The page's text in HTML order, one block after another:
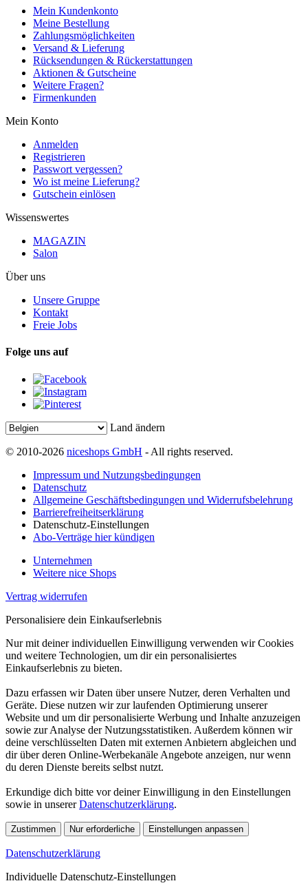
Mein Kundenkonto
Meine Bestellung
Zahlungsmöglichkeiten
Versand & Lieferung
Rücksendungen & Rückerstattungen
Aktionen & Gutscheine
Weitere Fragen?
Firmenkunden
Mein Konto
Anmelden
Registrieren
Passwort vergessen?
Wo ist meine Lieferung?
Gutschein einlösen
Wissenswertes
MAGAZIN
Salon
Über uns
Unsere Gruppe
Kontakt
Freie Jobs
Folge uns auf
Land ändern
© 2010-2026 niceshops GmbH - All rights reserved.
Impressum und Nutzungsbedingungen
Datenschutz
Allgemeine Geschäftsbedingungen und Widerrufsbelehrung
Barrierefreiheitserklärung
Datenschutz-Einstellungen
Abo-Verträge hier kündigen
Unternehmen
Weitere nice Shops
Vertrag widerrufen
Personalisiere dein Einkaufserlebnis
Nur mit deiner individuellen Einwilligung verwenden wir Cookies
und weitere Technologien, um dir ein personalisiertes
Einkaufserlebnis zu bieten.
Dazu erfassen wir Daten über unsere Nutzer, deren Verhalten und
Geräte. Diese nutzen wir zur laufenden Optimierung unserer
Website und um dir personalisierte Werbung und Inhalte anzuzeigen
sowie zur Analyse der Nutzungsstatistiken. Außerdem können wir
deine verschlüsselten Daten mit externen Anbietern abgleichen und
dir über deren Online-Werbekanäle Angebote anzeigen, nur wenn
du deren Dienste bereits selbst nutzt.
Erkundige dich bitte vor deiner Einwilligung in den Einstellungen
sowie in unsererDatenschutzerklärung.
Zustimmen Nur erforderliche Einstellungen anpassen
Datenschutzerklärung
Individuelle Datenschutz-Einstellungen